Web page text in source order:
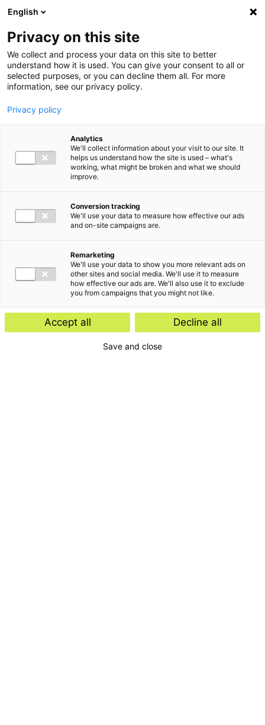
Ga direct naar de inhoud
English
Privacy on this site
We collect and process your data on this site to better
understand how it is used. You can give your consent to all or
selected purposes, or you can decline them all. For more
information, see our privacy policy.
Privacy policy
Analytics
We'll collect information about your visit to our site. It
helps us understand how the site is used – what's
working, what might be broken and what we should
improve.
Conversion tracking
We'll use your data to measure how effective our ads
and on-site campaigns are.
Remarketing
We'll use your data to show you more relevant ads on
other sites and social media. We'll use it to measure
how effective our ads are. We'll also use it to exclude
you from campaigns that you might not like.
Accept all Decline all
Save and close